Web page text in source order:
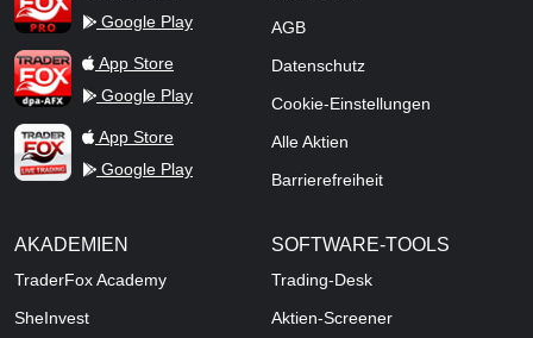
Google Play
TraderFox dpa-AFX ProFeed
App Store
Google Play
TraderFox Live Trading
App Store
Google Play
AGB
Datenschutz
Cookie-Einstellungen
Alle Aktien
Barrierefreiheit
AKADEMIEN
TraderFox Academy
SheInvest
SOFTWARE-TOOLS
Trading-Desk
Aktien-Screener